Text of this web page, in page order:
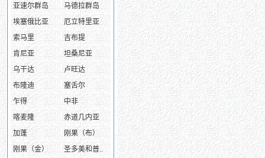
亚速尔群岛
马德拉群岛
埃塞俄比亚
厄立特里亚
索马里
吉布提
肯尼亚
坦桑尼亚
乌干达
卢旺达
布隆迪
塞舌尔
乍得
中非
喀麦隆
赤道几内亚
加蓬
刚果（布）
刚果（金）
圣多美和普..